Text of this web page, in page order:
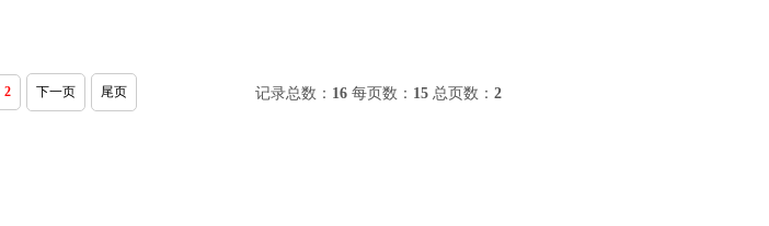
2 下一页 尾页 记录总数： 16每页数： 15总页数： 2